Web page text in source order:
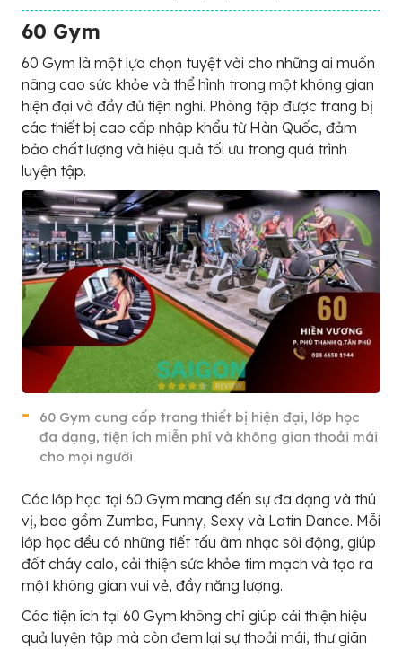
60 Gym
60 Gym là một lựa chọn tuyệt vời cho những ai muốn
nâng cao sức khỏe và thể hình trong một không gian
hiện đại và đầy đủ tiện nghi. Phòng tập được trang bị
các thiết bị cao cấp nhập khẩu từ Hàn Quốc, đảm
bảo chất lượng và hiệu quả tối ưu trong quá trình
luyện tập.
60 Gym cung cấp trang thiết bị hiện đại, lớp học
đa dạng, tiện ích miễn phí và không gian thoải mái
cho mọi người
Các lớp học tại 60 Gym mang đến sự đa dạng và thú
vị, bao gồm Zumba, Funny, Sexy và Latin Dance. Mỗi
lớp học đều có những tiết tấu âm nhạc sôi động, giúp
đốt cháy calo, cải thiện sức khỏe tim mạch và tạo ra
một không gian vui vẻ, đầy năng lượng.
Các tiện ích tại 60 Gym không chỉ giúp cải thiện hiệu
quả luyện tập mà còn đem lại sự thoải mái, thư giãn